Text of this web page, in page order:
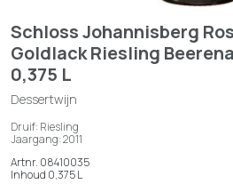
Schloss Johannisberg
Goldlack Riesling
0,375 L
Dessertwijn
Druif: Riesling
Jaargang: 2011
Artnr. 08410035
Inhoud 0,375 L